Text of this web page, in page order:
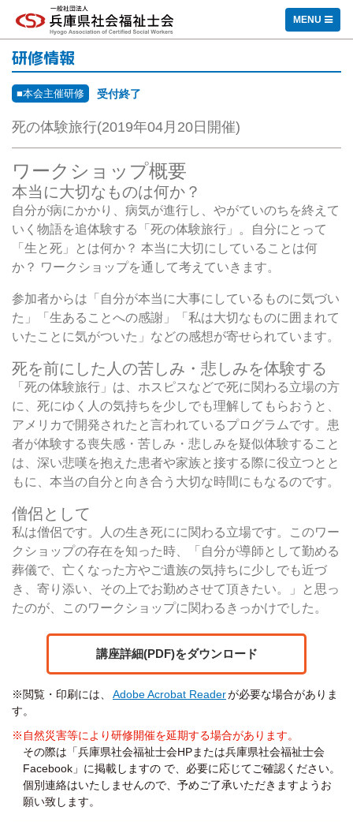
一般社団法人 兵庫県社会福祉士会
MENU
研修情報
■本会主催研修 受付終了
死の体験旅行(2019年04月20日開催)
ワークショップ概要
本当に大切なものは何か？
自分が病にかかり、病気が進行し、やがていのちを終えて
いく物語を追体験する「死の体験旅行」。自分にとって
「生と死」とは何か？ 本当に大切にしていることは何
か？ ワークショップを通して考えていきます。
参加者からは「自分が本当に大事にしているものに気づい
た」「生あることへの感謝」「私は大切なものに囲まれて
いたことに気がついた」などの感想が寄せられています。
死を前にした人の苦しみ・悲しみを体験する
「死の体験旅行」は、ホスピスなどで死に関わる立場の方
に、死にゆく人の気持ちを少しでも理解してもらおうと、
アメリカで開発されたと言われているプログラムです。患
者が体験する喪失感・苦しみ・悲しみを疑似体験すること
は、深い悲嘆を抱えた患者や家族と接する際に役立つとと
もに、本当の自分と向き合う大切な時間にもなるのです。
僧侶として
私は僧侶です。人の生き死にに関わる立場です。このワー
クショップの存在を知った時、「自分が導師として勤める
葬儀で、亡くなった方やご遺族の気持ちに少しでも近づ
き、寄り添い、その上でお勤めさせて頂きたい。」と思っ
たのが、このワークショップに関わるきっかけでした。
講座詳細(PDF)をダウンロード
※閲覧・印刷には、 Adobe Acrobat Readerが必要な場合がありま
す。
※自然災害等により研修開催を延期する場合があります。
その際は「兵庫県社会福祉士会HPまたは兵庫県社会福祉士会
Facebook」に掲載しますの で、必要に応じてご確認ください。
個別連絡はいたしませんので、予めご了承いただきますようお
願い致します。